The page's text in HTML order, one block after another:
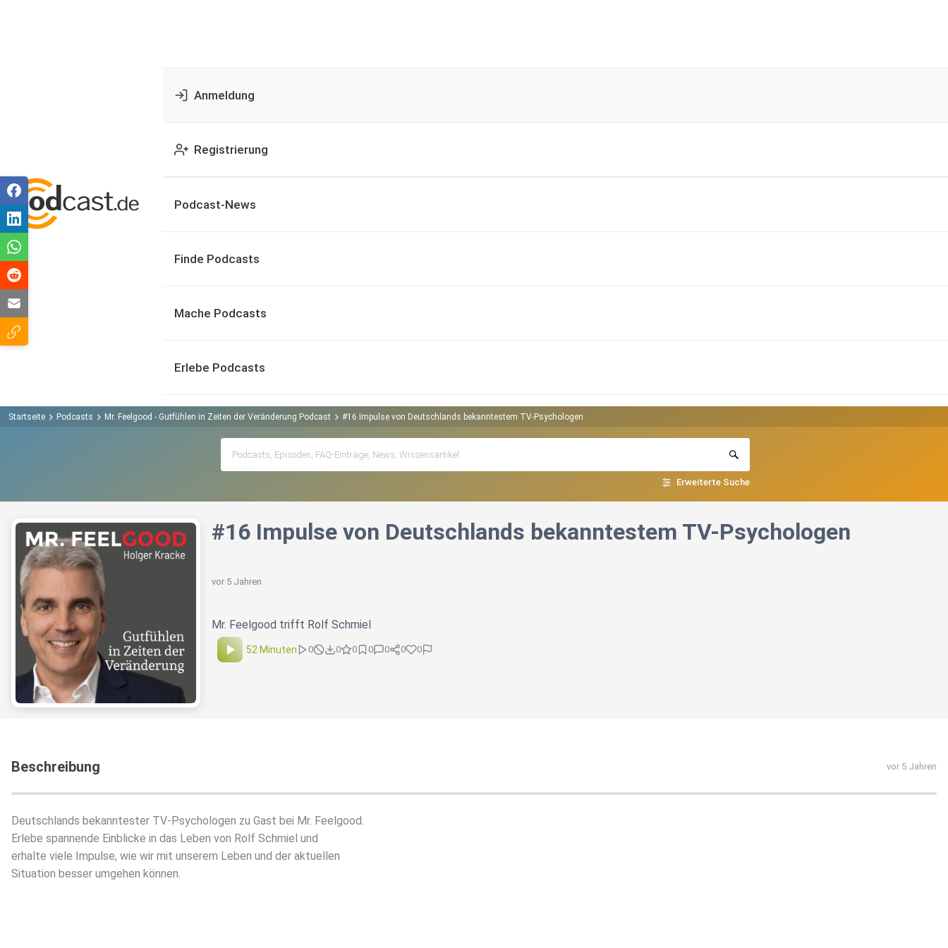
Anmeldung
Registrierung
Podcast-News
Finde Podcasts
Mache Podcasts
Erlebe Podcasts
Startseite Podcasts Mr. Feelgood - Gutfühlen in Zeiten der Veränderung Podcast #16 Impulse von Deutschlands bekanntestem TV-Psychologen
Erweiterte Suche
#16 Impulse von Deutschlands bekanntestem TV-Psychologen
vor 5 Jahren
Mr. Feelgood trifft Rolf Schmiel
52 Minuten 0 0 0 0 0 0 0
Beschreibung vor 5 Jahren
Deutschlands bekanntester TV-Psychologen zu Gast bei Mr. Feelgood.
Erlebe spannende Einblicke in das Leben von Rolf Schmiel und
erhalte viele Impulse, wie wir mit unserem Leben und der aktuellen
Situation besser umgehen können.